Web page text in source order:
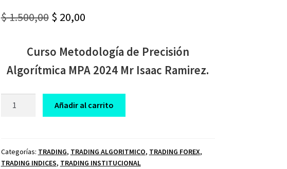
$1.500,00 Original
was:
$ 1.500,00.
$ 20,00Current
is:
$ 20,00.
Curso Metodología de Precisión
Algorítmica MPA 2024 Mr Isaac Ramirez.
MR
ISAAC
Añadir al carrito
Categorías: TRADING, TRADING ALGORITMICO, TRADING FOREX,
TRADING INDICES, TRADING INSTITUCIONAL